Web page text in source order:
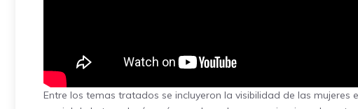
Entre los temas tratados se incluyeron la visibilidad de las